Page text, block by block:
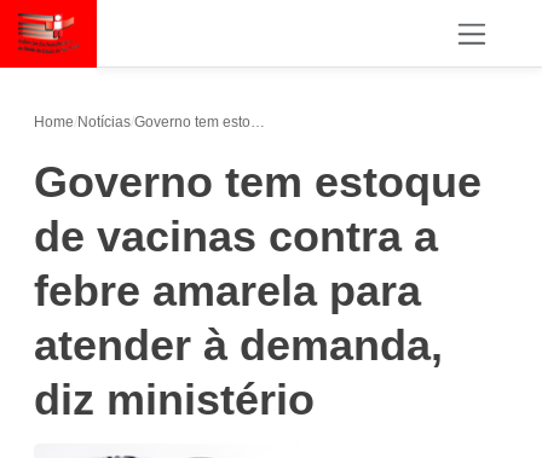
Home/Notícias/
Governo tem estoque
de vacinas contra a
febre amarela para
atender à demanda,
diz ministério